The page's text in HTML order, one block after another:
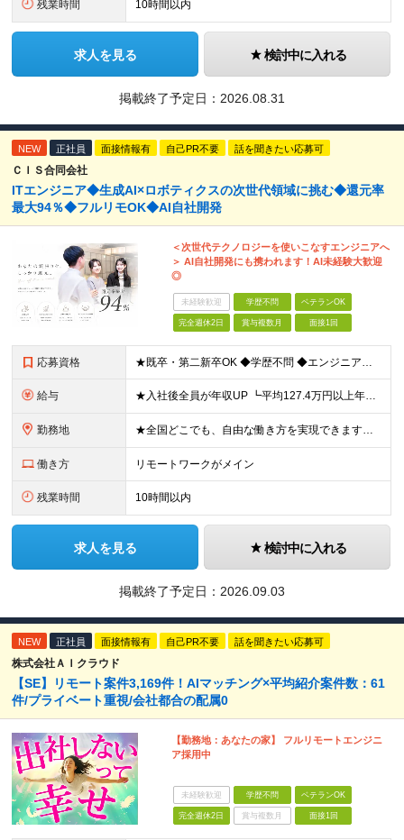
残業時間 10時間以内
求人を見る 検討中に入れる
掲載終了予定日： 2026.08.31
NEW 正社員 面接情報有 自己PR不要 話を聞きたい応募可
ＣＩＳ合同会社
ITエンジニア◆生成AI×ロボティクスの次世代領域に挑む◆還元率
最大94％◆フルリモOK◆AI自社開発
＜次世代テクノロジーを使いこなすエンジニアへ
＞ AI自社開発にも携われます！AI未経験大歓迎
◎
未経験歓迎 学歴不問 ベテランOK
完全週休2日 賞与複数月 面接1回
応募資格 ★既卒・第二新卒OK ◆学歴不問 ◆エンジニアとしての何かしらの実務経験が1年以上ある方 ※AI未経験者大歓迎 ★意欲重視の採用です！ 「経歴に自信がない」という方も、"今後挑戦したいこと""スキル
給与 ★入社後全員が年収UP ┗平均127.4万円以上年収UP！ ┗最大390万円UPの実績もあり 月給35万円～100万円＋決算賞与＋各種手当 【 給与イメージ 】 ■経験1年以上…月給35万円～＋決
勤務地 ★全国どこでも、自由な働き方を実現できます！ 全国のプロジェクト先やフルリモート環境での勤務も可能です。 ＼自由度の高い働き方、叶えます／ □フルリモートで働きたい □ハイブリットに働きたい □家庭
働き方 リモートワークがメイン
残業時間 10時間以内
求人を見る 検討中に入れる
掲載終了予定日： 2026.09.03
NEW 正社員 面接情報有 自己PR不要 話を聞きたい応募可
株式会社ＡＩクラウド
【SE】リモート案件3,169件！AIマッチング×平均紹介案件数：61
件/プライベート重視/会社都合の配属0
【勤務地：あなたの家】 フルリモートエンジニ
ア採用中
未経験歓迎 学歴不問 ベテランOK
完全週休2日 賞与複数月 面接1回